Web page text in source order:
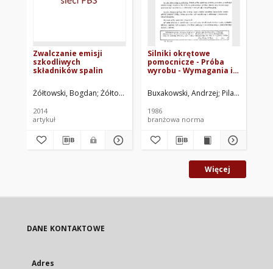
Zwalczanie emisji
szkodliwych
składników spalin
Żółtowski, Bogdan Żółtowski, Mariusz
2014
artykuł
Silniki okrętowe
pomocnicze - Próba
wyrobu - Wymagania i
Buxakowski, Andrzej Pilak, Zenon
1986
branżowa norma
Więcej
DANE KONTAKTOWE
Adres